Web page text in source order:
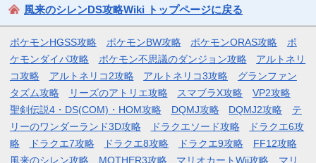
風来のシレンDS攻略Wiki トップページに戻る
ポケモンHGSS攻略 ポケモンBW攻略 ポケモンORAS攻略
ポ
ケモンダイパ攻略
ポケモン不思議のダンジョン攻略
アルトネリ
コ攻略
アルトネリコ2攻略 アルトネリコ3攻略
グランファン
タズム攻略
リーズのアトリエ攻略 スマブラX攻略
VP2攻略
聖剣伝説4・DS(COM)・HOM攻略
DQMJ攻略 DQMJ2攻略
テ
リーのワンダーランド3D攻略
ドラクエソード攻略
ドラクエ6攻
略
ドラクエ7攻略 ドラクエ8攻略 ドラクエ9攻略
FF12攻略
風来のシレン攻略
MOTHER3攻略 マリオカートWii攻略 マリ